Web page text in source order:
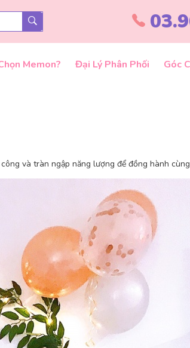
Memon? Đại Lý Phân Phối Góc
và tràn ngập năng lượng để đồng hành